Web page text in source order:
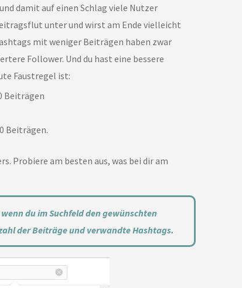
damit auf einen Schlag viele Nutzer
unter und wirst am Ende vielleicht
mit weniger Beiträgen haben zwar
Follower. Und du hast eine bessere
Faustregel ist:
Beiträgen
Beiträgen.
Probiere am besten aus, was bei dir am
du im Suchfeld den gewünschten
der Beiträge und verwandte Hashtags.